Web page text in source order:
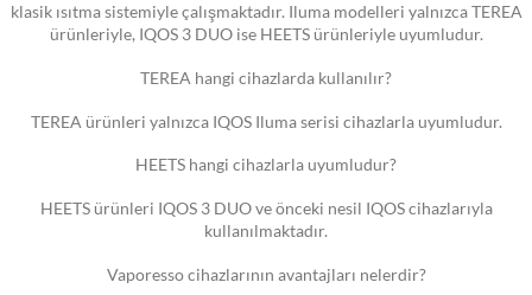
klasik ısıtma sistemiyle çalışmaktadır. Iluma modelleri yalnızca TEREA
ürünleriyle, IQOS 3 DUO ise HEETS ürünleriyle uyumludur.
TEREA hangi cihazlarda kullanılır?
TEREA ürünleri yalnızca IQOS Iluma serisi cihazlarla uyumludur.
HEETS hangi cihazlarla uyumludur?
HEETS ürünleri IQOS 3 DUO ve önceki nesil IQOS cihazlarıyla
kullanılmaktadır.
Vaporesso cihazlarının avantajları nelerdir?